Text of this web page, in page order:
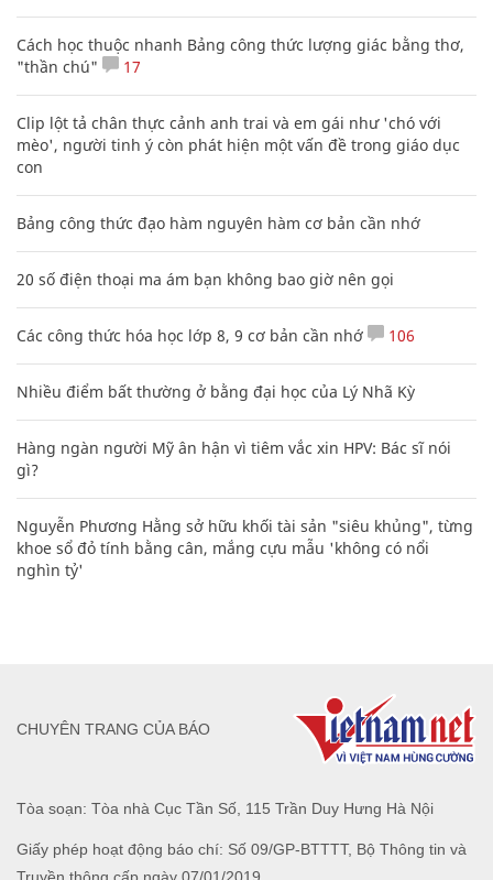
Cách học thuộc nhanh Bảng công thức lượng giác bằng thơ,
"thần chú"
17
Clip lột tả chân thực cảnh anh trai và em gái như 'chó với
mèo', người tinh ý còn phát hiện một vấn đề trong giáo dục
con
Bảng công thức đạo hàm nguyên hàm cơ bản cần nhớ
20 số điện thoại ma ám bạn không bao giờ nên gọi
Các công thức hóa học lớp 8, 9 cơ bản cần nhớ 106
Nhiều điểm bất thường ở bằng đại học của Lý Nhã Kỳ
Hàng ngàn người Mỹ ân hận vì tiêm vắc xin HPV: Bác sĩ nói
gì?
Nguyễn Phương Hằng sở hữu khối tài sản "siêu khủng", từng
khoe sổ đỏ tính bằng cân, mắng cựu mẫu 'không có nổi
nghìn tỷ'
Tòa soạn: Tòa nhà Cục Tần Số, 115 Trần Duy Hưng Hà Nội
Giấy phép hoạt động báo chí: Số 09/GP-BTTTT, Bộ Thông tin và
CHUYÊN TRANG CỦA BÁO